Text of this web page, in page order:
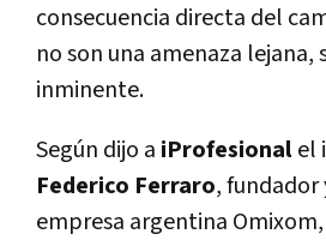
consecuencia directa del
no son una amenaza lejana,
inminente.
Según dijo a iProfesionalel
Federico Ferraro, fundador
empresa argentina